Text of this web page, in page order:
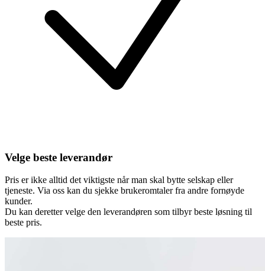
Velge beste leverandør
Pris er ikke alltid det viktigste når man skal bytte selskap eller
tjeneste. Via oss kan du sjekke brukeromtaler fra andre fornøyde
kunder.
Du kan deretter velge den leverandøren som tilbyr beste løsning til
beste pris.